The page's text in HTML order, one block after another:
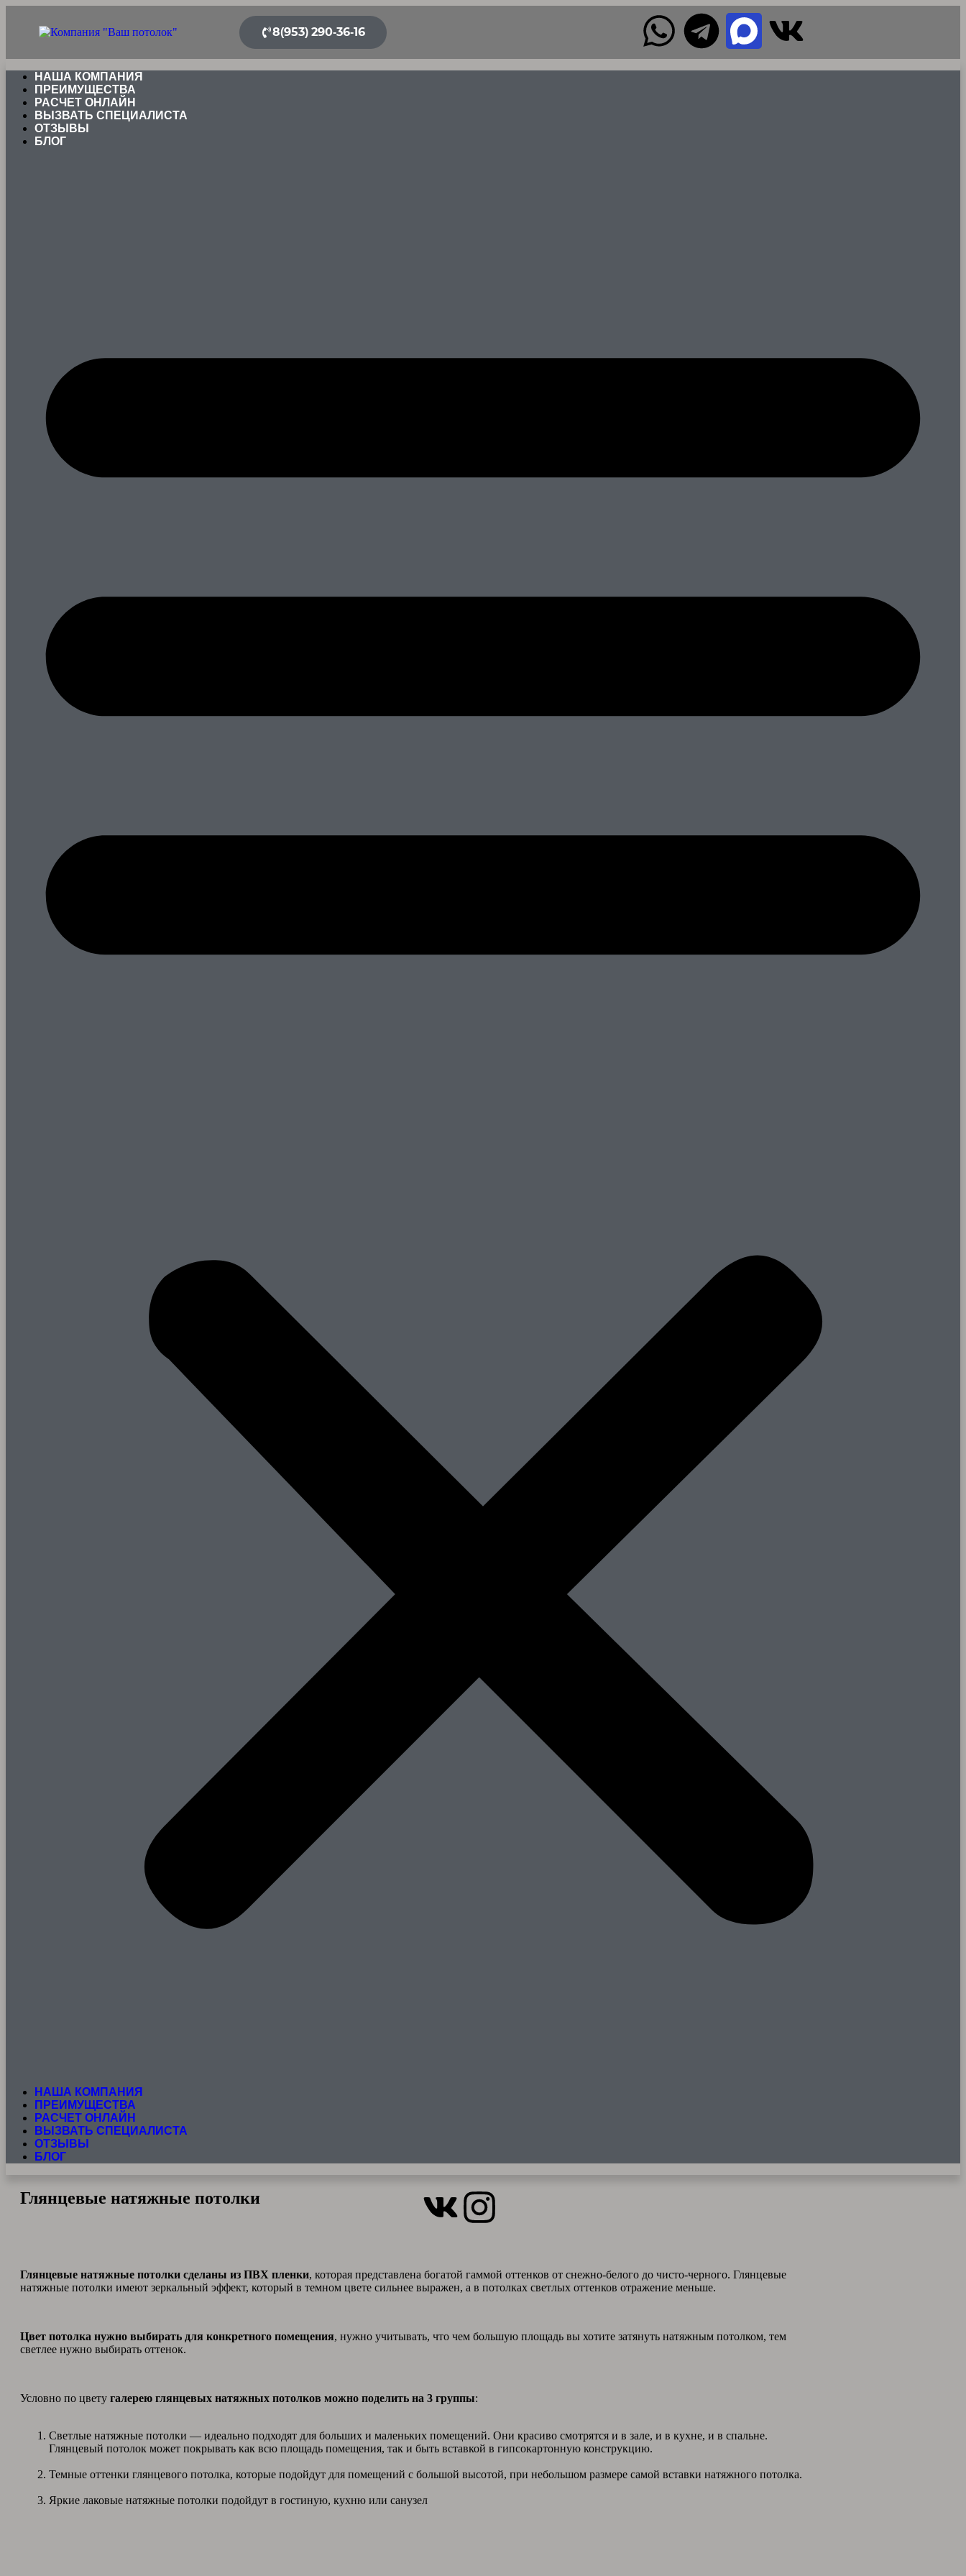
8(953) 290-36-16
НАША КОМПАНИЯ
ПРЕИМУЩЕСТВА
РАСЧЕТ ОНЛАЙН
ВЫЗВАТЬ СПЕЦИАЛИСТА
ОТЗЫВЫ
БЛОГ
НАША КОМПАНИЯ
ПРЕИМУЩЕСТВА
РАСЧЕТ ОНЛАЙН
ВЫЗВАТЬ СПЕЦИАЛИСТА
ОТЗЫВЫ
БЛОГ
Глянцевые натяжные потолки
Глянцевые натяжные потолки сделаны из ПВХ пленки, которая представлена богатой гаммой оттенков от снежно-белого до чисто-черного. Глянцевые
натяжные потолки имеют зеркальный эффект, который в темном цвете сильнее выражен, а в потолках светлых оттенков отражение меньше.
Цвет потолка нужно выбирать для конкретного помещения, нужно учитывать, что чем большую площадь вы хотите затянуть натяжным потолком, тем
светлее нужно выбирать оттенок.
Условно по цвету галерею глянцевых натяжных потолков можно поделить на 3 группы:
Светлые натяжные потолки — идеально подходят для больших и маленьких помещений. Они красиво смотрятся и в зале, и в кухне, и в спальне.
Глянцевый потолок может покрывать как всю площадь помещения, так и быть вставкой в гипсокартонную конструкцию.
Темные оттенки глянцевого потолка, которые подойдут для помещений с большой высотой, при небольшом размере самой вставки натяжного потолка.
Яркие лаковые натяжные потолки подойдут в гостиную, кухню или санузел​